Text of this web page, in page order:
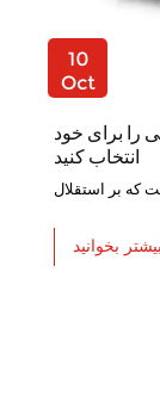
10
Oct
را برای خود
انتخاب کنید